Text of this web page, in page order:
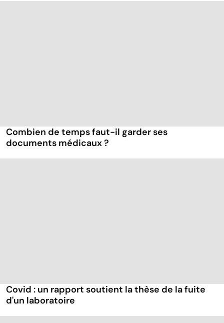
Combien de temps faut-il garder ses
documents médicaux ?
Covid : un rapport soutient la thèse de la fuite
d'un laboratoire